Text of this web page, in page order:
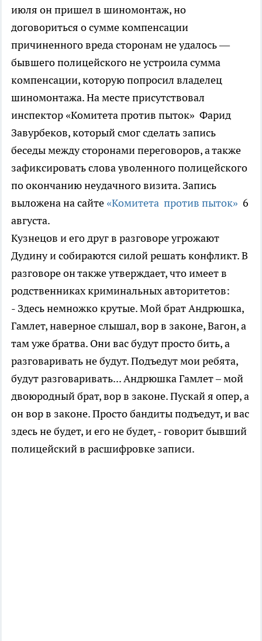
июля он пришел в шиномонтаж, но
договориться о сумме компенсации
причиненного вреда сторонам не удалось —
бывшего полицейского не устроила сумма
компенсации, которую попросил владелец
шиномонтажа. На месте присутствовал
инспектор «Комитета против пыток» Фарид
Завурбеков, который смог сделать запись
беседы между сторонами переговоров, а также
зафиксировать слова уволенного полицейского
по окончанию неудачного визита. Запись
выложена на сайте «Комитета против пыток» 6
августа.
Кузнецов и его друг в разговоре угрожают
Дудину и собираются силой решать конфликт. В
разговоре он также утверждает, что имеет в
родственниках криминальных авторитетов:
- Здесь немножко крутые. Мой брат Андрюшка,
Гамлет, наверное слышал, вор в законе, Вагон, а
там уже братва. Они вас будут просто бить, а
разговаривать не будут. Подъедут мои ребята,
будут разговаривать... Андрюшка Гамлет – мой
двоюродный брат, вор в законе. Пускай я опер, а
он вор в законе. Просто бандиты подъедут, и вас
здесь не будет, и его не будет, - говорит бывший
полицейский в расшифровке записи.